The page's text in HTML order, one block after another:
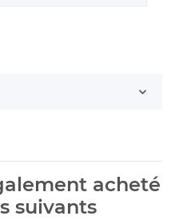
acheté
suivants